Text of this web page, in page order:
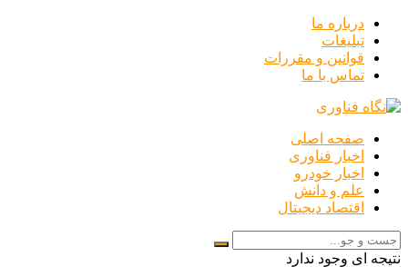
درباره ما
تبلیغات
قوانین و مقررات
تماس با ما
صفحه اصلی
اخبار فناوری
اخبار خودرو
علم و دانش
اقتصاد دیجیتال
نتیجه ای وجود ندارد